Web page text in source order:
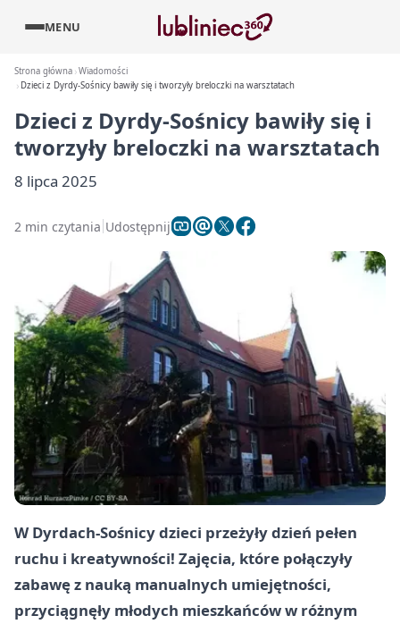
MENU
Strona główna Wiadomości
Dzieci z Dyrdy-Sośnicy bawiły się i tworzyły breloczki na warsztatach
Dzieci z Dyrdy-Sośnicy bawiły się i
tworzyły breloczki na warsztatach
8 lipca 2025
2 min czytania Udostępnij
W Dyrdach-Sośnicy dzieci przeżyły dzień pełen
ruchu i kreatywności! Zajęcia, które połączyły
zabawę z nauką manualnych umiejętności,
przyciągnęły młodych mieszkańców w różnym